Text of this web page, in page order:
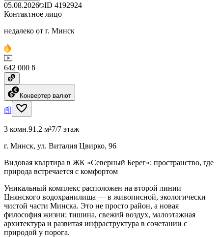
05.08.2026 ID 4192924
Контактное лицо
недалеко от г. Минск
642 000 ƃ
Конвертер валют
3 комн.91.2 м²7/7 этаж
г. Минск, ул. Виталия Цвирко, 96
Видовая квартира в ЖК «Северный Берег»: пространство, где
природа встречается с комфортом
Уникальный комплекс расположен на второй линии
Цнянского водохранилища — в живописной, экологически
чистой части Минска. Это не просто район, а новая
философия жизни: тишина, свежий воздух, малоэтажная
архитектура и развитая инфраструктура в сочетании с
природой у порога.